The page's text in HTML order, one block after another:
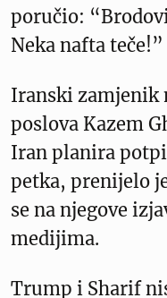
poručio:
Neka nafta teče!”
Iranski zamjenik
poslova Kazem
Iran planira
petka, prenijelo
se na njegove
medijima.
Trump i Sharif